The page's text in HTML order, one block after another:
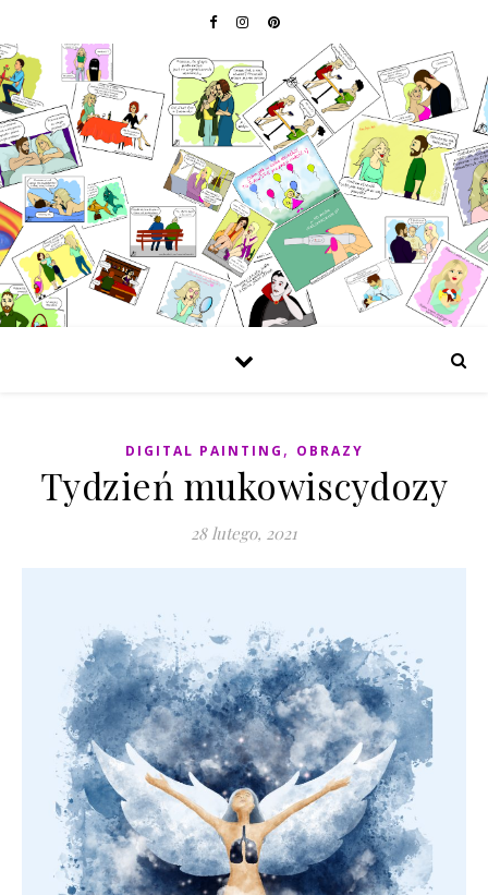
DIGITAL PAINTING , OBRAZY
Tydzień mukowiscydozy
28 lutego, 2021